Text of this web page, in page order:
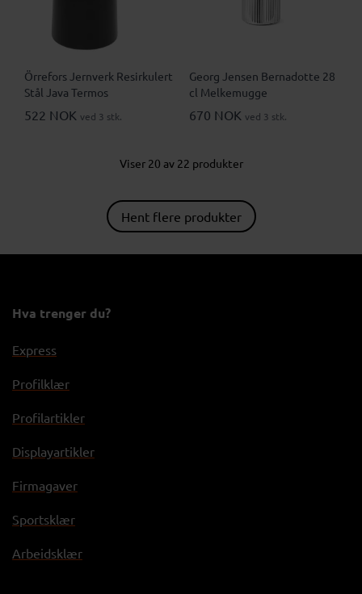
Örrefors Jernverk Resirkulert
Stål Java Termos
522 NOK ved 3 stk.
Georg Jensen Bernadotte 28
cl Melkemugge
670 NOK ved 3 stk.
Viser 20 av 22 produkter
Hent flere produkter
Hva trenger du?
Express
Profilklær
Profilartikler
Displayartikler
Firmagaver
Sportsklær
Arbeidsklær